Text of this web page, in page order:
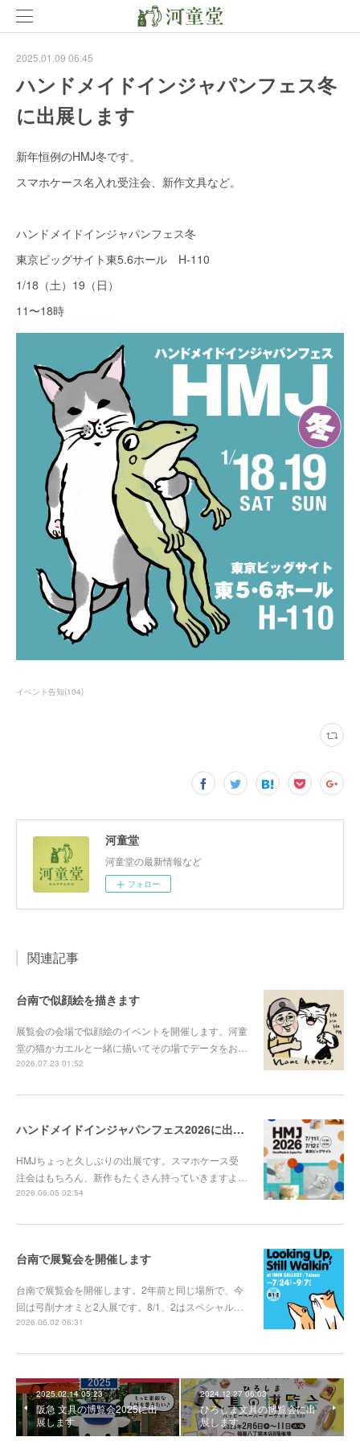
2025.01.09 06:45
ハンドメイドインジャパンフェス冬
に出展します
新年恒例のHMJ冬です。
スマホケース名入れ受注会、新作文具など。
ハンドメイドインジャパンフェス冬
東京ビッグサイト東5.6ホール H-110
1/18（土）19（日）
11〜18時
イベント告知(104)
河童堂
河童堂の最新情報など
フォロー
関連記事
台南で似顔絵を描きます
展覧会の会場で似顔絵のイベントを開催します。河童
堂の猫かカエルと一緒に描いてその場でデータをお…
2026.07.23 01:52
ハンドメイドインジャパンフェス2026に出展します
HMJちょっと久しぶりの出展です。スマホケース受
注会はもちろん、新作もたくさん持っていきますよ…
2026.06.05 02:54
台南で展覧会を開催します
台南で展覧会を開催します。2年前と同じ場所で、今
回は弓削ナオミと2人展です。8/1、2はスペシャル…
2026.06.02 06:31
2025.02.14 05:23
阪急 文具の博覧会2025に出
展します
2024.12.27 06:03
ひろしま文具の博覧会に出
展します